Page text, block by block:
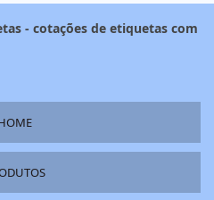
- cotações de etiquetas com